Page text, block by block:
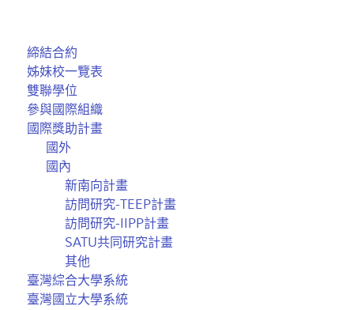
締結合約
姊妹校一覽表
雙聯學位
參與國際組織
國際獎助計畫
國外
國內
新南向計畫
訪問研究-TEEP計畫
訪問研究-IIPP計畫
SATU共同研究計畫
其他
臺灣綜合大學系統
臺灣國立大學系統